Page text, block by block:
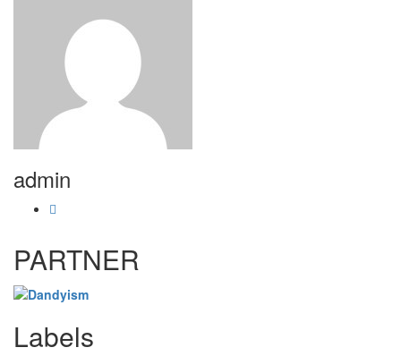
admin
PARTNER
Labels